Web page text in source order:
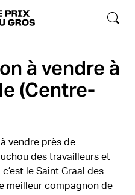
à vendre à
(Centre-
à vendre près de
des travailleurs et
le Saint Graal des
meilleur compagnon de